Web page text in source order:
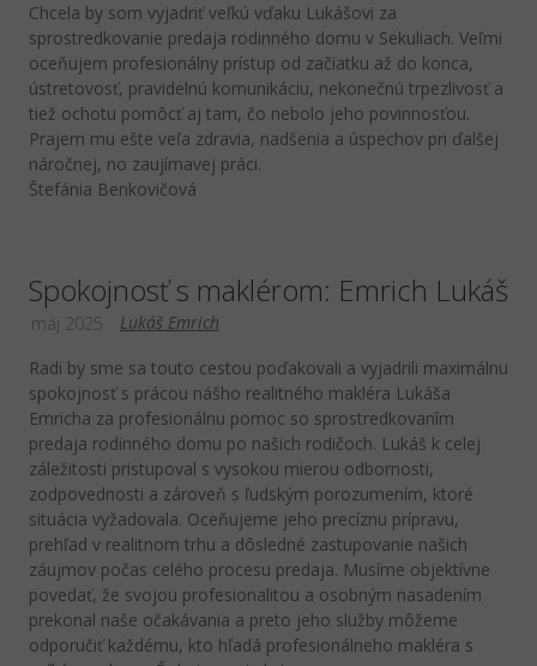
Chcela by som vyjadriť veľkú vďaku Lukášovi za
sprostredkovanie predaja rodinného domu v Sekuliach. Veľmi
oceňujem profesionálny prístup od začiatku až do konca,
ústretovosť, pravidelnú komunikáciu, nekonečnú trpezlivosť a
tiež ochotu pomôcť aj tam, čo nebolo jeho povinnosťou.
Prajem mu ešte veľa zdravia, nadšenia a úspechov pri ďalšej
náročnej, no zaujímavej práci.
Štefánia Benkovičová
Spokojnosť s maklérom: Emrich Lukáš
Lukáš Emrich
máj 2025
Radi by sme sa touto cestou poďakovali a vyjadrili maximálnu
spokojnosť s prácou nášho realitného makléra Lukáša
Emricha za profesionálnu pomoc so sprostredkovanîm
predaja rodinného domu po našich rodičoch. Lukáš k celej
záležitosti pristupoval s vysokou mierou odbornosti,
zodpovednosti a zároveň s ľudským porozumením, ktoré
situácia vyžadovala. Oceňujeme jeho precíznu prípravu,
prehľad v realitnom trhu a dôsledné zastupovanie našich
záujmov počas celého procesu predaja. Musíme objektívne
povedať, že svojou profesionalitou a osobným nasadením
prekonal naše očakávania a preto jeho služby môžeme
odporučiť každému, kto hľadá profesionálneho makléra s